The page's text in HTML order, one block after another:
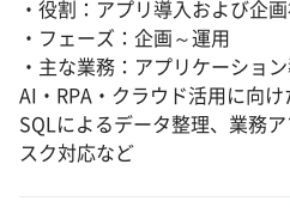
・役割：アプリ導入および企
・フェーズ：企画～運用
・主な業務：アプリケーショ
AI・RPA・クラウド活用に向け
SQLによるデータ整理、業務
スク対応など